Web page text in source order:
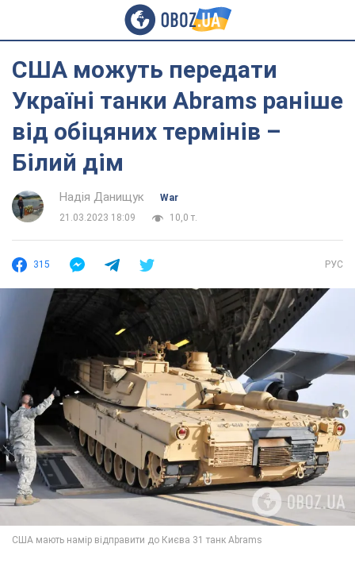
США можуть передати
Україні танки Аbrams раніше
від обіцяних термінів –
Білий дім
Надія Данищук
War
21.03.2023 18:09
10,0 т.
315 РУС